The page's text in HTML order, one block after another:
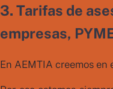
3. Tarifas de
empresas,
En AEMTIA creemos